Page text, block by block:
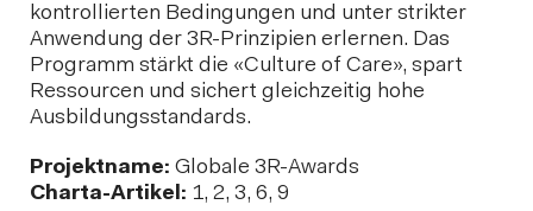
kontrollierten Bedingungen und unter strikter
Anwendung der 3R-Prinzipien erlernen. Das
Programm stärkt die «Culture of Care», spart
Ressourcen und sichert gleichzeitig hohe
Ausbildungsstandards.
Projektname: Globale 3R-Awards
Charta-Artikel: 1, 2, 3, 6, 9